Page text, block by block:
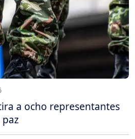
a ocho representantes
paz